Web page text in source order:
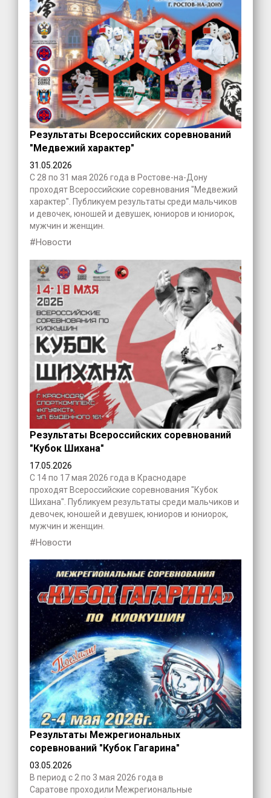
Результаты Всероссийских соревнований
"Медвежий характер"
31.05.2026
С 28 по 31 мая 2026 года в Ростове-на-Дону
проходят Всероссийские соревнования "Медвежий
характер". Публикуем результаты среди мальчиков
и девочек, юношей и девушек, юниоров и юниорок,
мужчин и женщин.
#Новости
Результаты Всероссийских соревнований
"Кубок Шихана"
17.05.2026
С 14 по 17 мая 2026 года в Краснодаре
проходят Всероссийские соревнования "Кубок
Шихана". Публикуем результаты среди мальчиков и
девочек, юношей и девушек, юниоров и юниорок,
мужчин и женщин.
#Новости
Результаты Межрегиональных
соревнований "Кубок Гагарина"
03.05.2026
В период с 2 по 3 мая 2026 года в
Саратове проходили Межрегиональные